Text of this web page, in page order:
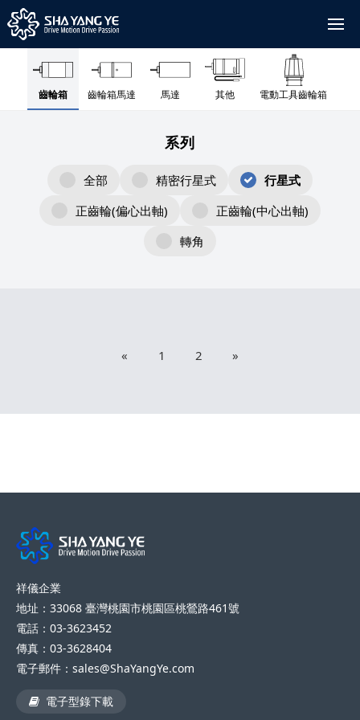
齒輪箱 齒輪箱馬達 馬達 其他 電動工具齒輪箱
系列
全部 精密行星式
行星式
正齒輪(偏心出軸)
正齒輪(中心出軸)
轉角
« 1 2 »
祥儀企業
地址：33068 臺灣桃園市桃園區桃鶯路461號
電話：03-3623452
傳真：03-3628404
電子郵件：sales@ShaYangYe.com
電子型錄下載